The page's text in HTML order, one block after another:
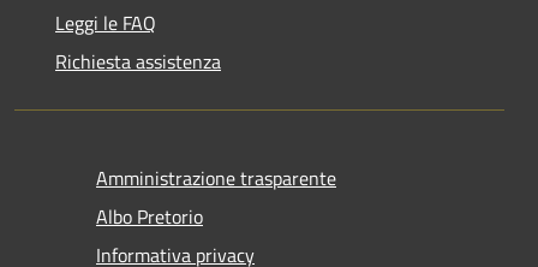
Leggi le FAQ
Richiesta assistenza
Amministrazione trasparente
Albo Pretorio
Informativa privacy